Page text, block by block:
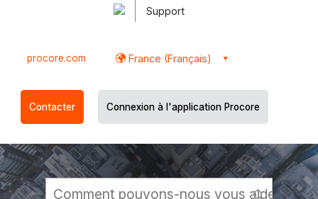
Support
procore.com France (Français)
Contacter Connexion à l'application Procore